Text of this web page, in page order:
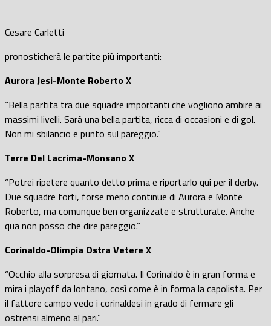
Cesare Carletti
pronosticherà le partite più importanti:
Aurora Jesi-Monte Roberto X
“Bella partita tra due squadre importanti che vogliono ambire ai
massimi livelli. Sarà una bella partita, ricca di occasioni e di gol.
Non mi sbilancio e punto sul pareggio.”
Terre Del Lacrima-Monsano X
“Potrei ripetere quanto detto prima e riportarlo qui per il derby.
Due squadre forti, forse meno continue di Aurora e Monte
Roberto, ma comunque ben organizzate e strutturate. Anche
qua non posso che dire pareggio.”
Corinaldo-Olimpia Ostra Vetere X
“Occhio alla sorpresa di giornata. Il Corinaldo è in gran forma e
mira i playoff da lontano, così come è in forma la capolista. Per
il fattore campo vedo i corinaldesi in grado di fermare gli
ostrensi almeno al pari.”